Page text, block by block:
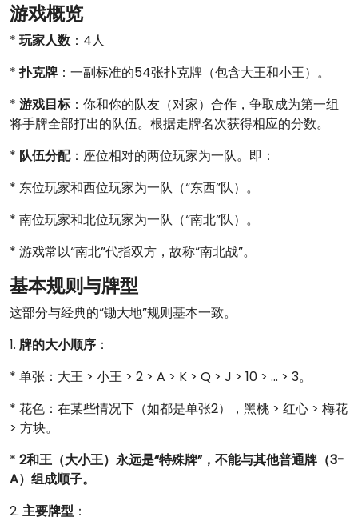
游戏概览
* 玩家人数：4人
*扑克牌 ：一副标准的54张扑克牌（包含大王和小王）。
* 游戏目标：你和你的队友（对家）合作，争取成为第一组
将手牌全部打出的队伍。根据走牌名次获得相应的分数。
* 队伍分配：座位相对的两位玩家为一队。即：
* 东位玩家和西位玩家为一队（“东西”队）。
* 南位玩家和北位玩家为一队（“南北”队）。
* 游戏常以“南北”代指双方，故称“南北战”。
基本规则与牌型
这部分与经典的“锄大地”规则基本一致。
1. 牌的大小顺序 ：
* 单张：大王 > 小王 > 2 > A > K > Q > J > 10 > ... > 3。
* 花色：在某些情况下（如都是单张2），黑桃 > 红心 > 梅花
> 方块。
* 2和王（大小王）永远是“特殊牌”，不能与其他普通牌（3-
A）组成顺子。
2. 主要牌型 ：